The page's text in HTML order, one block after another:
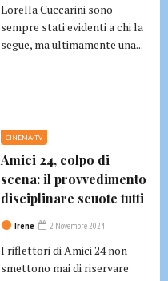
Lorella Cuccarini sono
sempre stati evidenti a chi la
segue, ma ultimamente una...
CINEMA/TV
Amici 24, colpo di
scena: il provvedimento
disciplinare scuote tutti
Irene 2 Novembre 2024
I riflettori di Amici 24 non
smettono mai di riservare